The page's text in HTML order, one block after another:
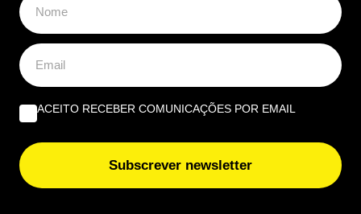
EUROPE DIRECT ALGARVE
“Quais as novas regras para a reparação dos produtos?”
Beatriz Garcia, 40 Anos de ECoCs, a família Ecoc e a
ACEITO RECEBER COMUNICAÇÕES POR EMAIL
Subscrever newsletter